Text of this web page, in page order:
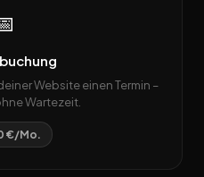
Website einen Termin –
Wartezeit.
€/Mo.